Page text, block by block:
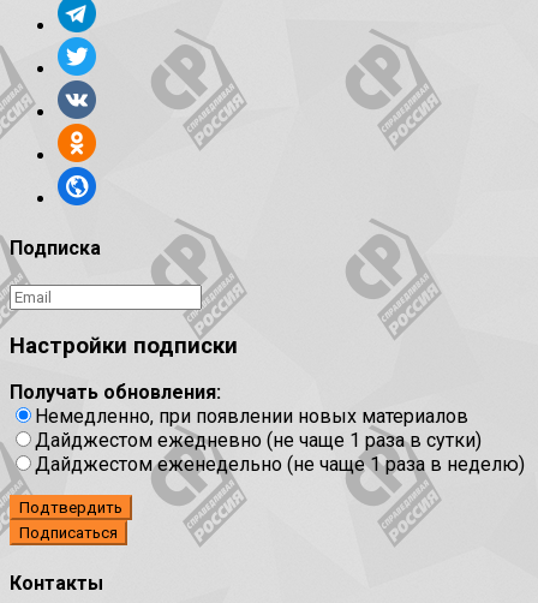
Подписка
Настройки подписки
Получать обновления:
Немедленно, при появлении новых материалов
Дайджестом ежедневно (не чаще 1 раза в сутки)
Дайджестом еженедельно (не чаще 1 раза в неделю)
Подтвердить
Контакты